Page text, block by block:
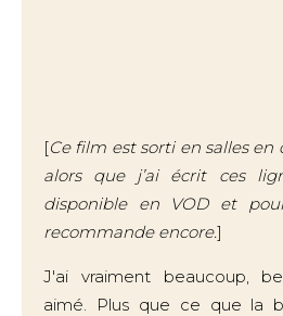
[Ce film est sorti en salles en
alors que j’ai écrit ces
disponible en VOD et
recommande encore.]
J'ai vraiment beaucoup,
aimé. Plus que ce que la